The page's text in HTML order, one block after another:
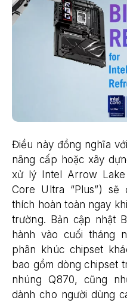
Điều này đồng nghĩa
nâng cấp hoặc xây
xử lý Intel Arrow
Core Ultra “Plus”)
thích hoàn toàn ngay
trường. Bản cập nhật
hành vào cuối tháng
phân khúc chipset
bao gồm dòng chipset
nhúng Q870, cũng
dành cho người dùng